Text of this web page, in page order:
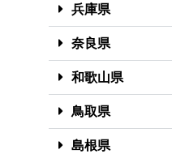
兵庫県
奈良県
和歌山県
鳥取県
島根県